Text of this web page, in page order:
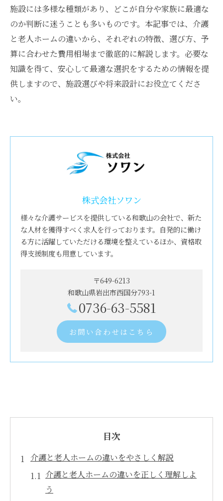
施設には多様な種類があり、どこが自分や家族に最適な
のか判断に迷うことも多いものです。本記事では、介護
と老人ホームの違いから、それぞれの特徴、選び方、予
算に合わせた費用相場まで徹底的に解説します。必要な
知識を得て、安心して最適な選択をするための情報を提
供しますので、施設選びや将来設計にお役立てくださ
い。
株式会社ソワン
様々な介護サービスを提供している和歌山の会社で、新た
な人材を獲得すべく求人を行っております。自発的に働け
る方に活躍していただける環境を整えているほか、資格取
得支援制度も用意しています。
〒649-6213
和歌山県岩出市西国分793-1
0736-63-5581
お問い合わせはこちら
目次
介護と老人ホームの違いをやさしく解説
介護と老人ホームの違いを正しく理解しよ
う